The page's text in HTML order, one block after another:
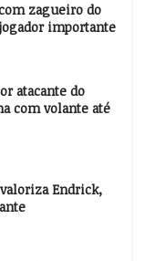
zagueiro do
importante
atacante do
com volante até
Endrick,